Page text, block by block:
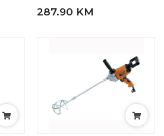
287.90 KM